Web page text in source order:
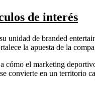
de interés
unidad de branded
la apuesta de la
cómo el marketing
convierte en un territorio